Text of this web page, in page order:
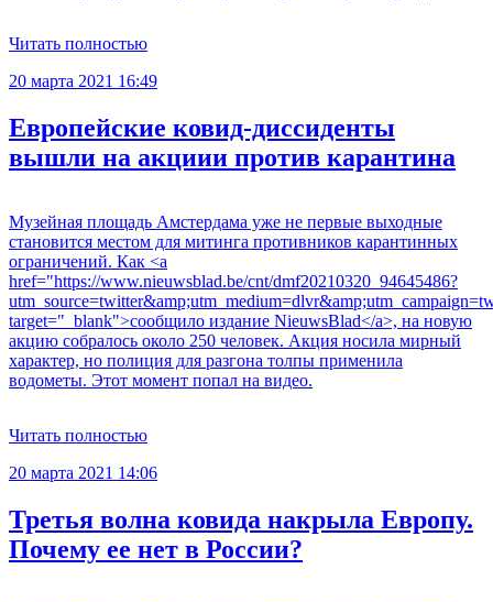
Читать полностью
20 марта 2021 16:49
Европейские ковид-диссиденты
вышли на акциии против карантина
Музейная площадь Амстердама уже не первые выходные
становится местом для митинга противников карантинных
ограничений. Как <a
href="https://www.nieuwsblad.be/cnt/dmf20210320_94645486?
target="_blank">сообщило издание NieuwsBlad</a>, на новую
акцию собралось около 250 человек. Акция носила мирный
характер, но полиция для разгона толпы применила
водометы. Этот момент попал на видео.
Читать полностью
20 марта 2021 14:06
Третья волна ковида накрыла Европу.
Почему ее нет в России?